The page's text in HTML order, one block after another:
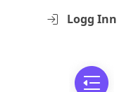
Logg Inn